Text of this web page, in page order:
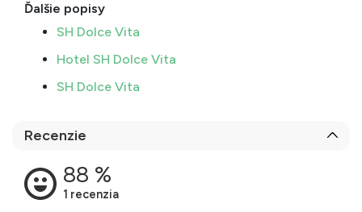
Ďalšie popisy
SH Dolce Vita
Hotel SH Dolce Vita
SH Dolce Vita
Recenzie